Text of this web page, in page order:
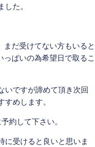
た。
だ受けてない方もいると
ぱいの為希望日で取るこ
いですが諦めて頂き次回
めします。
約して下さい。
に受けると良いと思いま